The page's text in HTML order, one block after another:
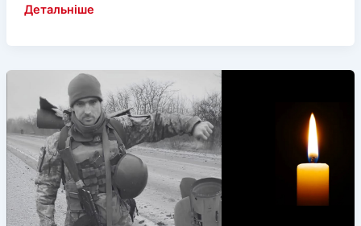
Окупантам
а
ні
Детальніше